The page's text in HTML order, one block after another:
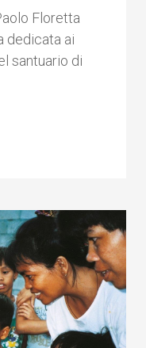
Floretta
dedicata ai
santuario di